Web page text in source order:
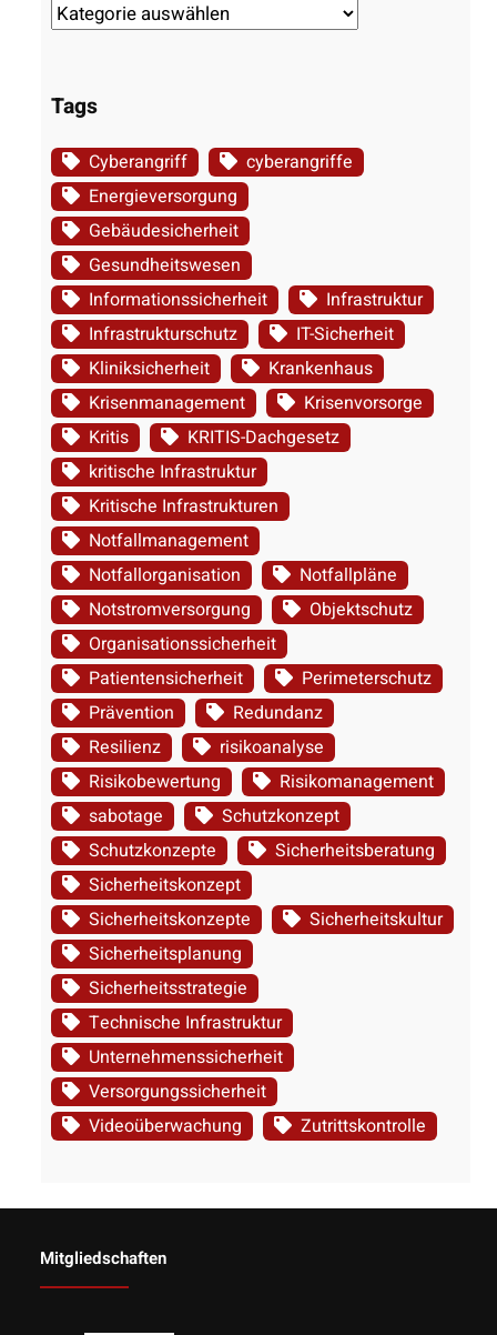
Tags
Cyberangriff
cyberangriffe
Energieversorgung
Gebäudesicherheit
Gesundheitswesen
Informationssicherheit
Infrastruktur
Infrastrukturschutz
IT-Sicherheit
Kliniksicherheit
Krankenhaus
Krisenmanagement
Krisenvorsorge
Kritis
KRITIS-Dachgesetz
kritische Infrastruktur
Kritische Infrastrukturen
Notfallmanagement
Notfallorganisation
Notfallpläne
Notstromversorgung
Objektschutz
Organisationssicherheit
Patientensicherheit
Perimeterschutz
Prävention
Redundanz
Resilienz
risikoanalyse
Risikobewertung
Risikomanagement
sabotage
Schutzkonzept
Schutzkonzepte
Sicherheitsberatung
Sicherheitskonzept
Sicherheitskonzepte
Sicherheitskultur
Sicherheitsplanung
Sicherheitsstrategie
Technische Infrastruktur
Unternehmenssicherheit
Versorgungssicherheit
Videoüberwachung
Zutrittskontrolle
Mitgliedschaften